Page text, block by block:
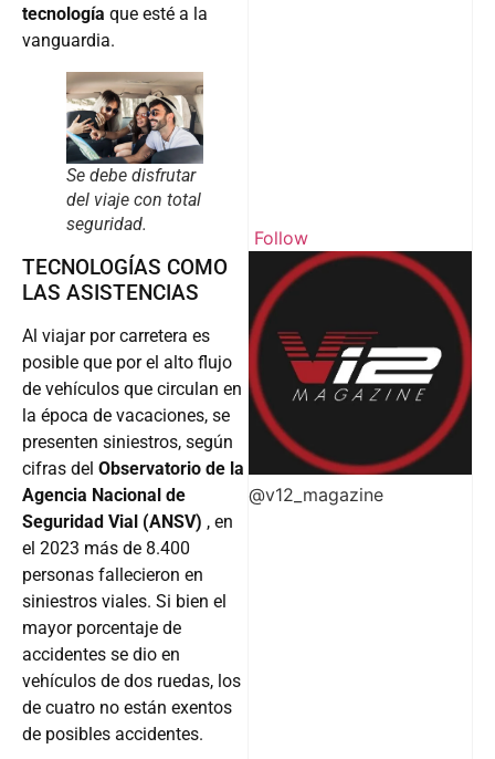
tecnología que esté a la
vanguardia.
Se debe disfrutar
del viaje con total
seguridad.
TECNOLOGÍAS COMO
LAS ASISTENCIAS
Al viajar por carretera es
posible que por el alto flujo
de vehículos que circulan en
la época de vacaciones, se
presenten siniestros, según
cifras del Observatorio de la
Agencia Nacional de
Seguridad Vial (ANSV) , en
el 2023 más de 8.400
personas fallecieron en
siniestros viales. Si bien el
mayor porcentaje de
accidentes se dio en
vehículos de dos ruedas, los
de cuatro no están exentos
de posibles accidentes.
Follow
@v12_magazine